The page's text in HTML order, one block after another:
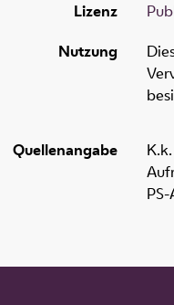
Lizenz
Nutzung
Quellenangabe